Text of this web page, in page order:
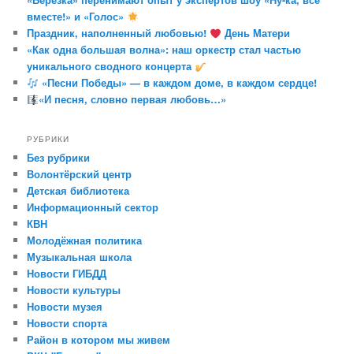
вместе!» и «Голос»
Праздник, наполненный любовью!
День Матери
«Как одна большая волна»: наш оркестр стал частью
уникального сводного концерта
«Песни Победы» — в каждом доме, в каждом сердце!
«И песня, словно первая любовь…»
РУБРИКИ
Без рубрики
Волонтёрский центр
Детская библиотека
Информационный сектор
КВН
Молодёжная политика
Музыкальная школа
Новости ГИБДД
Новости культуры
Новости музея
Новости спорта
Район в котором мы живем